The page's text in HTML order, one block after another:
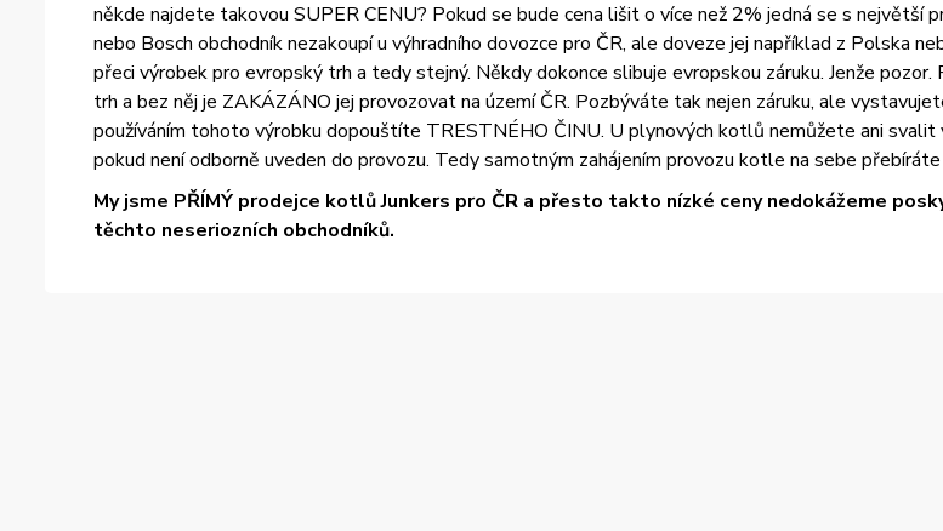
někde najdete takovou SUPER CENU? Pokud se bude cena lišit o více než 2% jedná se s největší
nebo Bosch obchodník nezakoupí u výhradního dovozce pro ČR, ale doveze jej například z Polska
přeci výrobek pro evropský trh a tedy stejný. Někdy dokonce slibuje evropskou záruku. Jenže
trh a bez něj je ZAKÁZÁNO jej provozovat na území ČR. Pozbýváte tak nejen záruku, ale
používáním tohoto výrobku dopouštíte TRESTNÉHO ČINU. U plynových kotlů nemůžete ani
pokud není odborně uveden do provozu. Tedy samotným zahájením provozu kotle na sebe
My jsme PŘÍMÝ prodejce kotlů Junkers pro ČR a přesto takto nízké ceny nedokážeme
těchto neseriozních obchodníků.